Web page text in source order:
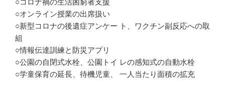
○オンライン授業の出席扱い
○新型コロナの後遺症アンケー ト、ワクチン副反応への取
組
○情報伝達訓練と防災アプリ
○公園の自閉式水栓、公園トイ レの感知式の自動水栓
○学童保育の延長、待機児童、 一人当たり面積の拡充